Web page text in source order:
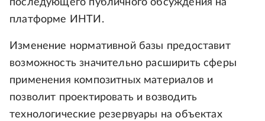
последующего публичного обсуждения на
платформе ИНТИ.
Изменение нормативной базы предоставит
возможность значительно расширить сферы
применения композитных материалов и
позволит проектировать и возводить
технологические резервуары на объектах